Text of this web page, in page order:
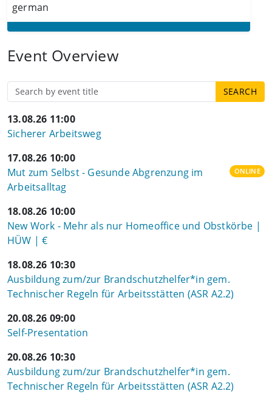
german
Event Overview
13.08.26 11:00
Sicherer Arbeitsweg
17.08.26 10:00
Mut zum Selbst - Gesunde Abgrenzung im
Arbeitsalltag
ONLINE
18.08.26 10:00
New Work - Mehr als nur Homeoffice und Obstkörbe |
HÜW | €
18.08.26 10:30
Ausbildung zum/zur Brandschutzhelfer*in gem.
Technischer Regeln für Arbeitsstätten (ASR A2.2)
20.08.26 09:00
Self-Presentation
20.08.26 10:30
Ausbildung zum/zur Brandschutzhelfer*in gem.
Technischer Regeln für Arbeitsstätten (ASR A2.2)